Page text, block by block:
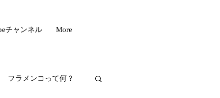
チャンネル More
フラメンコって何？